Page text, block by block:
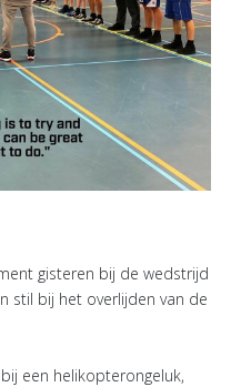
gisteren bij de wedstrijd
stil bij het overlijden van de
een helikopterongeluk,